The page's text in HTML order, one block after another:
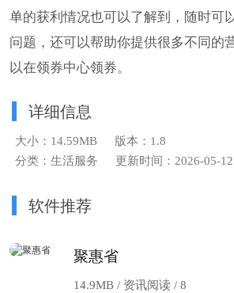
单的获利情况也可以了解到，随时可
问题，还可以帮助你提供很多不同的
以在领券中心领券。
详细信息
大小：14.59MB
版本：1.8
分类：生活服务
更新时间：2026-05-
软件推荐
聚惠省
14.9MB / 资讯阅读 /8